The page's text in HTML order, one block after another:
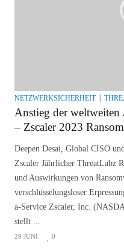
NETZWERKSICHERHEIT
Anstieg der
– Zscaler 2023
Deepen Desai, Global CISO
Zscaler Jährlicher ThreatLabz
und Auswirkungen von
verschlüsselungsloser
a-Service Zscaler, Inc.
stellt ...
29 JUNI 0